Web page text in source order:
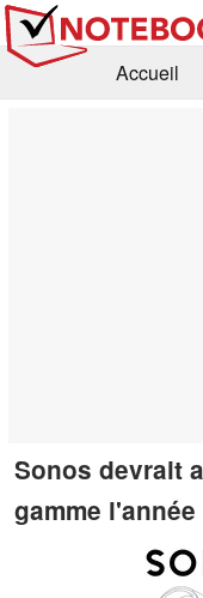
Accueil
Sonos devrait
gamme